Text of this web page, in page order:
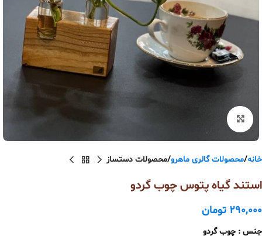
بزرگنمایی تصویر
خانه محصولات گالری ماهرو محصولات دستساز
استند گیاه پتوس چوب گردو
290,000 تومان
جنس : چوب گردو